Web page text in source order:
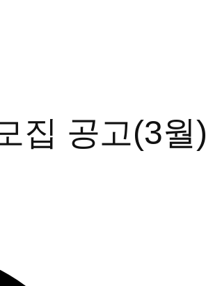
집 공고(3월)